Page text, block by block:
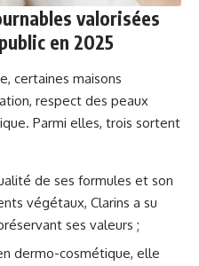
valorisées
en 2025
certaines maisons
respect des peaux
Parmi elles, trois sortent
de ses formules et son
végétaux, Clarins a su
ses valeurs ;
dermo-cosmétique, elle